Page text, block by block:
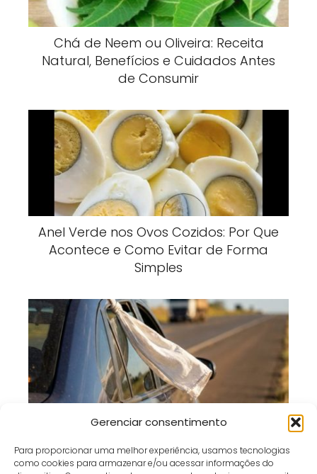
Gerenciar consentimento
Para proporcionar uma melhor experiência, usamos tecnologias
como cookies para armazenar e/ou acessar informações do
Chá de Neem ou Oliveira: Receita
Natural, Benefícios e Cuidados Antes
de Consumir
Anel Verde nos Ovos Cozidos: Por Que
Acontece e Como Evitar de Forma
Simples
Pano Branco no Carro Parado: O Que